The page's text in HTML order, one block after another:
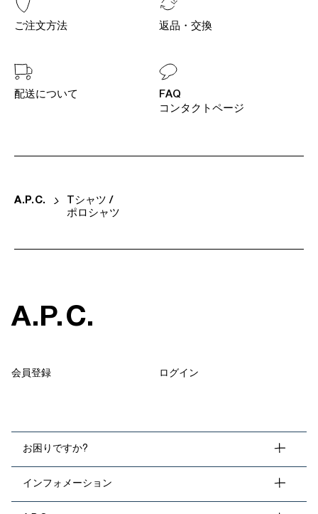
ご注文方法 返品・交換
配送について
FAQ
コンタクトページ
A. P. C.
Tシャツ /
ポロシャツ
A.P.C.
会員登録 ログイン
お困りですか?
インフォメーション